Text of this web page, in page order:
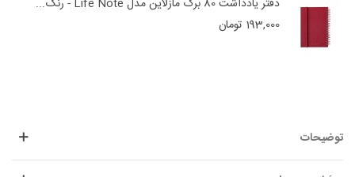
دفتر یادداشت 80 برگ مازلاین مدل Life Note - رنگ...
193,000 تومان
توضیحات